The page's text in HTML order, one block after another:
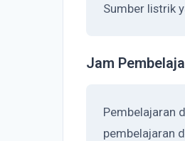
Sumber listrik
Jam
Pembelajaran
pembelajaran